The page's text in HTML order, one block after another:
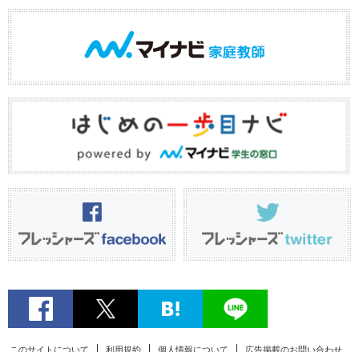
このサイトについて 利用規約 個人情報について 広告掲載のお問い合わせ